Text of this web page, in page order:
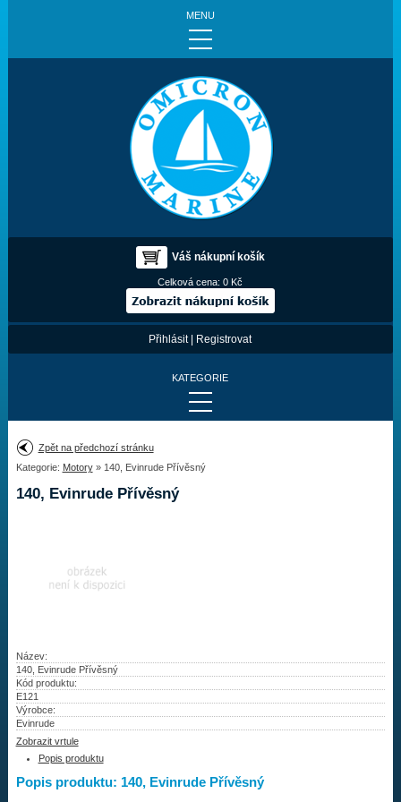
MENU
Váš nákupní košík
Celková cena:0 Kč
Přihlásit| Registrovat
KATEGORIE
Provedení:
Výrobce:
Najít vrtuli
Vrtule
Redukční pouzdra XHS
Kontakty
Aktuality
Zpět na předchozí stránku
Kategorie: Motory» 140, Evinrude Přívěsný
140, Evinrude Přívěsný
Název:
140, Evinrude Přívěsný
Kód produktu:
E121
Výrobce:
Evinrude
Zobrazit vrtule
Popis produktu
Popis produktu: 140, Evinrude Přívěsný